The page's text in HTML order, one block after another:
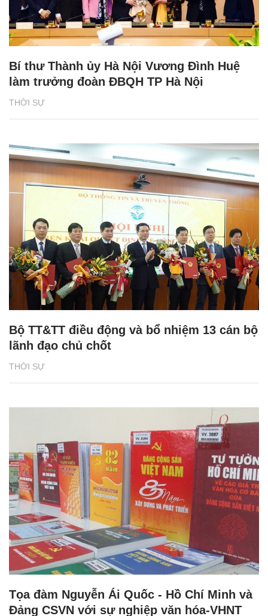
THỜI SỰ
Bí thư Thành ủy Hà Nội Vương Đình Huệ
làm trưởng đoàn ĐBQH TP Hà Nội
THỜI SỰ
Bộ TT&TT điều động và bổ nhiệm 13 cán bộ
lãnh đạo chủ chốt
Tọa đàm Nguyễn Ái Quốc - Hồ Chí Minh và
Đảng CSVN với sự nghiệp văn hóa-VHNT